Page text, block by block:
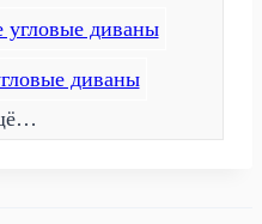
угловые диваны
диваны